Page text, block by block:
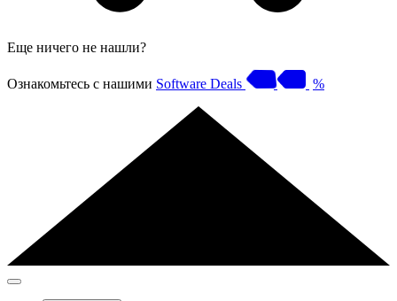
Еще ничего не нашли?
Ознакомьтесь с нашими Software Deals %